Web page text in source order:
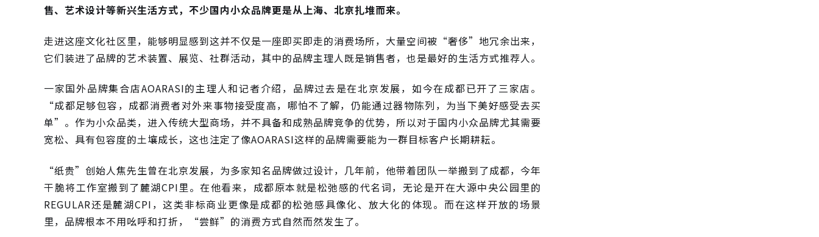
售、艺术设计等新兴生活方式，不少国内小众品牌更是从上海、北京扎堆而来。
走进这座文化社区里，能够明显感到这并不仅是一座即买即走的消费场所，大量空间被“奢侈”地冗余出来，
它们装进了品牌的艺术装置、展览、社群活动，其中的品牌主理人既是销售者，也是最好的生活方式推荐人。
一家国外品牌集合店AOARASI的主理人和记者介绍，品牌过去是在北京发展，如今在成都已开了三家店。
“成都足够包容，成都消费者对外来事物接受度高，哪怕不了解，仍能通过器物陈列，为当下美好感受去买
单”。作为小众品类，进入传统大型商场，并不具备和成熟品牌竞争的优势，所以对于国内小众品牌尤其需要
宽松、具有包容度的土壤成长，这也注定了像AOARASI这样的品牌需要能为一群目标客户长期耕耘。
“纸贵”创始人焦先生曾在北京发展，为多家知名品牌做过设计，几年前，他带着团队一举搬到了成都，今年
干脆将工作室搬到了麓湖CPI里。在他看来，成都原本就是松弛感的代名词，无论是开在大源中央公园里的
REGULAR还是麓湖CPI，这类非标商业更像是成都的松弛感具像化、放大化的体现。而在这样开放的场景
里，品牌根本不用吆呼和打折，“尝鲜”的消费方式自然而然发生了。